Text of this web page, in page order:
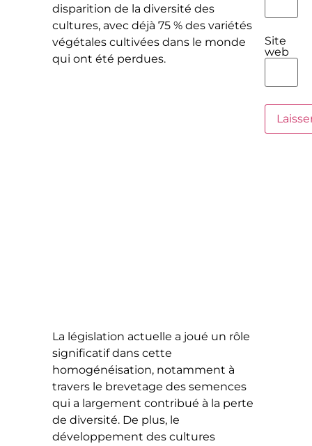
disparition de la diversité des
cultures, avec déjà 75 % des variétés
végétales cultivées dans le monde
qui ont été perdues.
La législation actuelle a joué un rôle
significatif dans cette
homogénéisation, notamment à
travers le brevetage des semences
qui a largement contribué à la perte
de diversité. De plus, le
développement des cultures
Site
web